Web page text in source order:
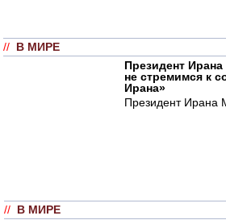
// В МИРЕ
Президент
не стремимся к
Ирана»
Президент Ирана
// В МИРЕ